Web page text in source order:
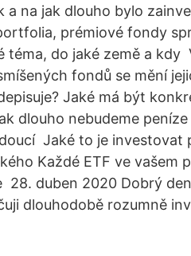
a na jak dlouho bylo
prémiové fondy
téma, do jaké země a
fondů se mění
Jaké má být
dlouho nebudeme
Jaké to je investovat
Každé ETF ve
28. duben 2020 Dobrý
dlouhodobě rozumně